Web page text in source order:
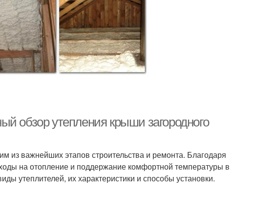
обзор утепления крыши загородного
из важнейших этапов строительства и ремонта. Благодаря
на отопление и поддержание комфортной температуры в
утеплителей, их характеристики и способы установки.